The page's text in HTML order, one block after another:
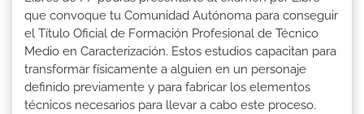
que convoque tu Comunidad Autónoma para conseguir
el Título Oficial de Formación Profesional de Técnico
Medio en Caracterización. Estos estudios capacitan para
transformar físicamente a alguien en un personaje
definido previamente y para fabricar los elementos
técnicos necesarios para llevar a cabo este proceso.